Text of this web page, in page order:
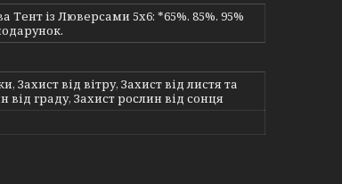
Тент із Люверсами 5х6: *65%. 85%. 95%
Захист від вітру, Захист від листя та
від граду, Захист рослин від сонця